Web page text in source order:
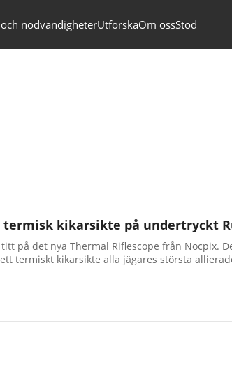
nödvändigheterUtforskaOm ossStöd
termisk kikarsikte på undertryckt
på det nya Thermal Riflescope från Nocpix.
termiskt kikarsikte alla jägares största